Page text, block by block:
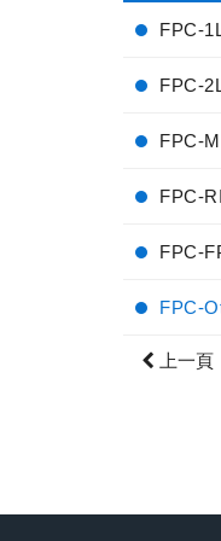
FPC-
FPC-
FPC-
FPC-
FPC-
上一頁